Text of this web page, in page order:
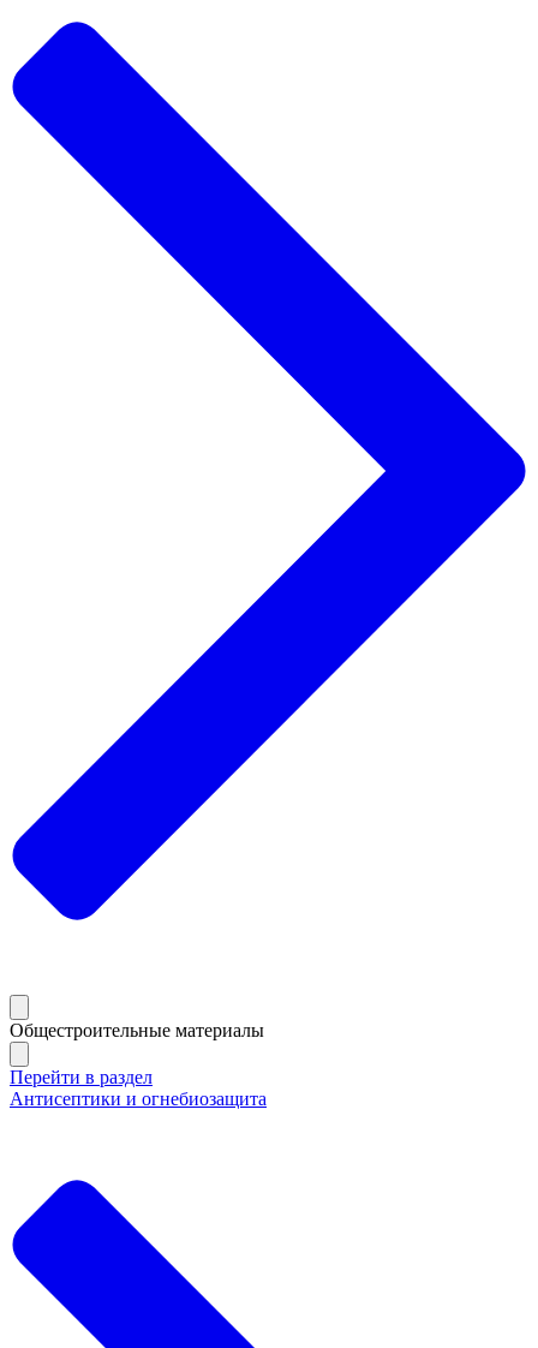
Общестроительные материалы
Перейти в раздел
Антисептики и огнебиозащита